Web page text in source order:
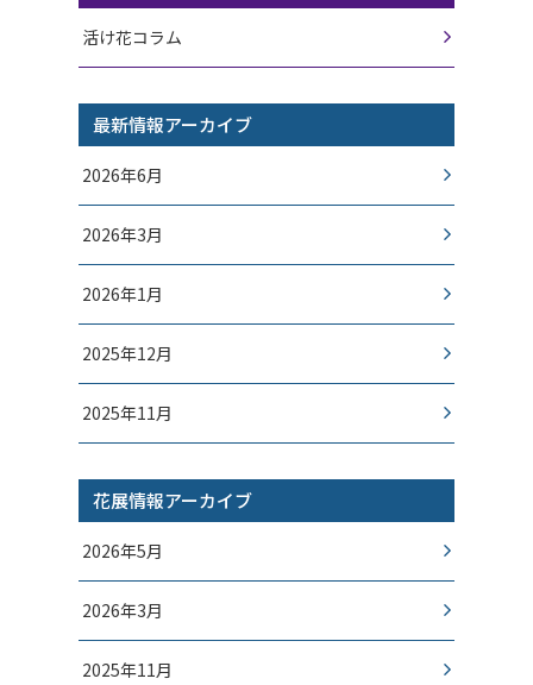
活け花コラム
最新情報アーカイブ
2026年6月
2026年3月
2026年1月
2025年12月
2025年11月
花展情報アーカイブ
2026年5月
2026年3月
2025年11月